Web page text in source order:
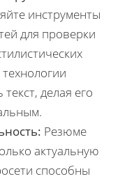
инструменты
для проверки
делая его
Резюме
актуальную
способны